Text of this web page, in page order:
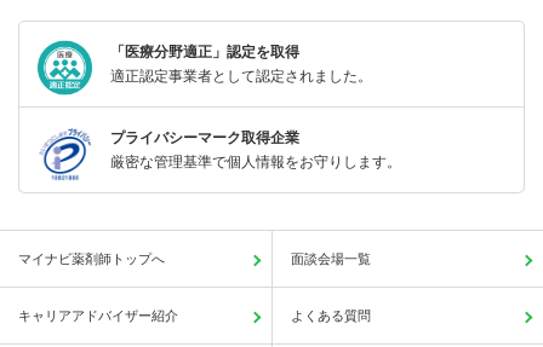
「医療分野適正」認定を取得
適正認定事業者として認定されました。
プライバシーマーク取得企業
厳密な管理基準で個人情報をお守りします。
マイナビ薬剤師トップへ 面談会場一覧
キャリアアドバイザー紹介 よくある質問